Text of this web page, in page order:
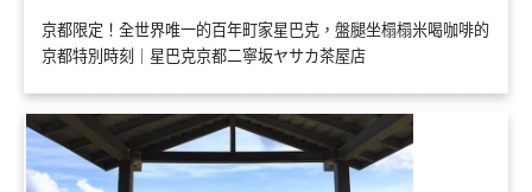
京都限定！全世界唯一的百年町家星巴克，盤腿坐榻榻米喝咖啡的
京都特別時刻｜星巴克京都二寧坂ヤサカ茶屋店